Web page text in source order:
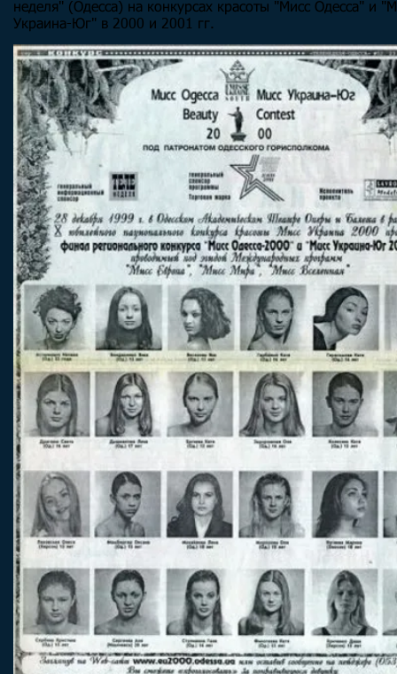
неделя" (Одесса) на конкурсах красоты "Мисс Одесса" и
Украина-Юг" в 2000 и 2001 гг.